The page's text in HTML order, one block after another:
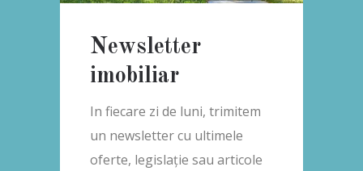
Newsletter
imobiliar
In fiecare zi de luni, trimitem
un newsletter cu ultimele
oferte, legislație sau articole